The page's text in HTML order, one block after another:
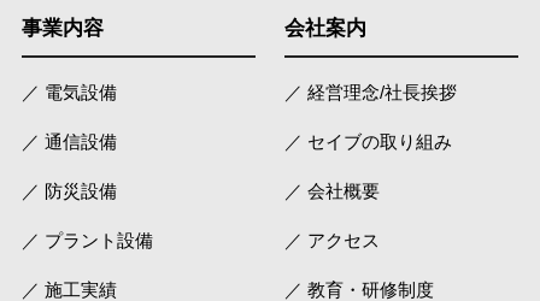
事業内容
／ 電気設備
／ 通信設備
／ 防災設備
／ プラント設備
／ 施工実績
会社案内
／ 経営理念/社長挨拶
／ セイブの取り組み
／ 会社概要
／ アクセス
／ 教育・研修制度